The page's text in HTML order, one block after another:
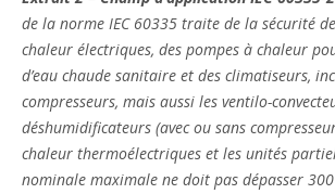
de la norme IEC 60335 traite de la sécurité
chaleur électriques, des pompes à chaleur
d’eau chaude sanitaire et des climatiseurs,
compresseurs, mais aussi les ventilo-
déshumidificateurs (avec ou sans
chaleur thermoélectriques et les unités
nominale maximale ne doit pas dépasser